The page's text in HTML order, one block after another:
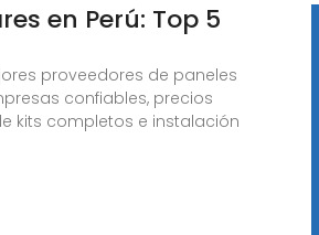
en Perú: Top 5
proveedores de paneles
confiables, precios
kits completos e instalación